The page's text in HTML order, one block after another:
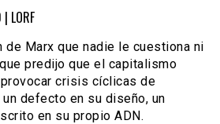
| LORF
de Marx que nadie le cuestiona ni
predijo que el capitalismo
crisis cíclicas de
defecto en su diseño, un
en su propio ADN.